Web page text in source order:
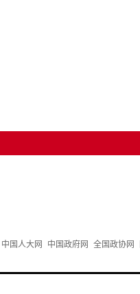
中国人大网 中国政府网 全国政协网